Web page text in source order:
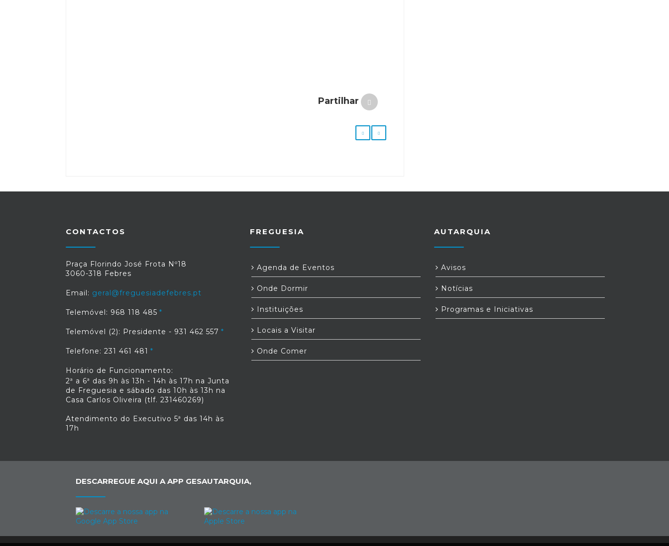
Partilhar
CONTACTOS
Praça Florindo José Frota Nº18
3060-318 Febres
Email: geral@freguesiadefebres.pt
Telemóvel: 968 118 485
Telemóvel (2): Presidente - 931 462 557
Telefone: 231 461 481
Horário de Funcionamento:
2ª a 6ª das 9h às 13h - 14h às 17h na Junta
de Freguesia e sábado das 10h às 13h na
Casa Carlos Oliveira (tlf. 231460269)
Atendimento do Executivo 5ª das 14h às
17h
FREGUESIA
Agenda de Eventos
Onde Dormir
Instituições
Locais a Visitar
Onde Comer
AUTARQUIA
Avisos
Notícias
Programas e Iniciativas
DESCARREGUE AQUI A APP GESAUTARQUIA,